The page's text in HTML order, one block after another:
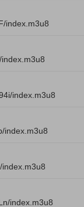
index.m3u8
index.m3u8
index.m3u8
index.m3u8